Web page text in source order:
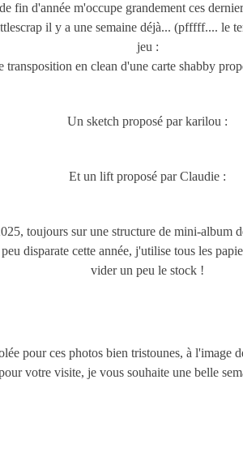
fin d'année m'occupe grandement ces
il y a une semaine déjà... (pfffff.... le
jeu :
transposition en clean d'une carte shabby
Un sketch proposé par karilou :
Et un lift proposé par Claudie :
toujours sur une structure de mini-album
disparate cette année, j'utilise tous les
vider un peu le stock !
pour ces photos bien tristounes, à l'image
votre visite, je vous souhaite une belle